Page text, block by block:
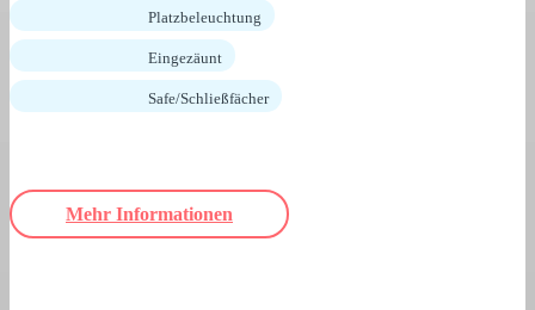
Platzbeleuchtung
Eingezäunt
Safe/Schließfächer
Mehr Informationen